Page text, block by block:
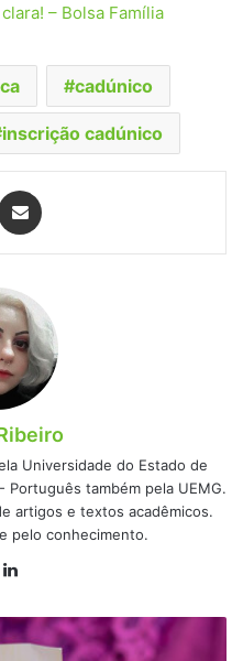
– Bolsa Família
cadúnico
inscrição cadúnico
Universidade do Estado de
Português também pela UEMG.
artigos e textos acadêmicos.
pelo conhecimento.
Facebook